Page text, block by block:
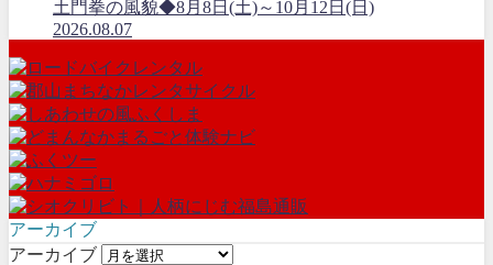
土門拳の風貌◆8月8日(土)～10月12日(日)
2026.08.07
アーカイブ
アーカイブ